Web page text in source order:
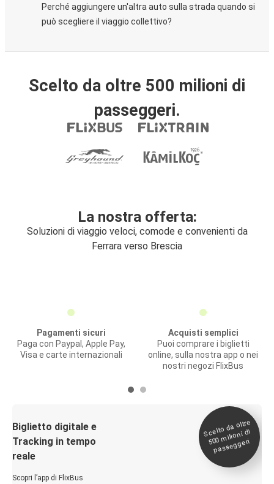
Perché aggiungere un'altra auto sulla strada quando si
può scegliere il viaggio collettivo?
Scelto da oltre 500 milioni di
passeggeri.
La nostra offerta:
Soluzioni di viaggio veloci, comode e convenienti da
Ferrara verso Brescia
Pagamenti sicuri
Paga con Paypal, Apple Pay,
Visa e carte internazionali
Acquisti semplici
Puoi comprare i biglietti
online, sulla nostra app o nei
nostri negozi FlixBus
Biglietto digitale e
Tracking in tempo
reale
Scopri l’app di FlixBus
Scelto da oltre
500
milioni di
passeggeri